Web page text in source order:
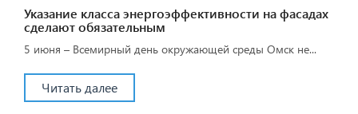
Указание класса энергоэффективности на фасадах
сделают обязательным
5 июня – Всемирный день окружающей среды Омск не...
Читать далее